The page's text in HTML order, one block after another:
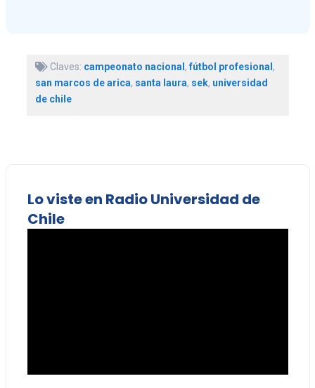
Claves: campeonato nacional,fútbol profesional,
san marcos de arica, santa laura, sek, universidad
de chile
Lo viste en Radio Universidad de
Chile